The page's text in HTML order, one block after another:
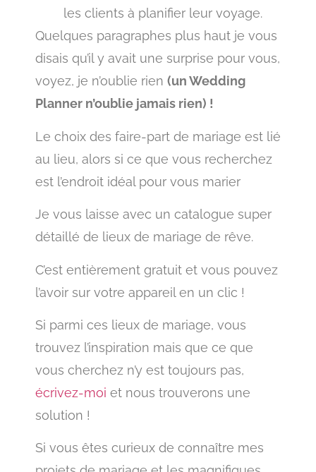
les clients à planifier leur voyage.
Quelques paragraphes plus haut je vous
disais qu’il y avait une surprise pour vous,
voyez, je n’oublie rien (un Wedding
Planner n’oublie jamais rien) !
Le choix des faire-part de mariage est lié
au lieu, alors si ce que vous recherchez
est l’endroit idéal pour vous marier
Je vous laisse avec un catalogue super
détaillé de lieux de mariage de rêve.
C’est entièrement gratuit et vous pouvez
l’avoir sur votre appareil en un clic !
Si parmi ces lieux de mariage, vous
trouvez l’inspiration mais que ce que
vous cherchez n’y est toujours pas,
écrivez-moi et nous trouverons une
solution !
Si vous êtes curieux de connaître mes